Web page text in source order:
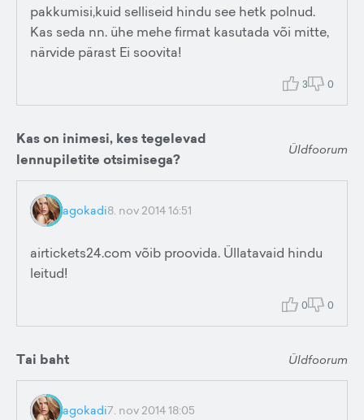
pakkumisi,kuid selliseid hindu see hetk polnud.
Kas seda nn. ühe mehe firmat kasutada või mitte,
närvide pärast Ei soovita!
3 0
Kas on inimesi, kes tegelevad
lennupiletite otsimisega?
Üldfoorum
agokadi8. nov 2014 16:51
airtickets24.com võib proovida. Üllatavaid hindu
leitud!
0 0
Tai baht Üldfoorum
agokadi7. nov 2014 18:05